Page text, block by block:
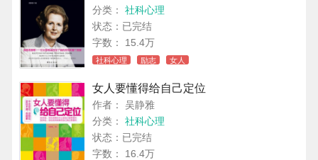
分类： 社科心理
状态：已完结
字数： 15.4万
社科心理 励志 女人
女人要懂得给自己定位
作者： 吴静雅
分类： 社科心理
状态：已完结
字数： 16.4万